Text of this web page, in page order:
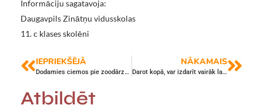
Informāciju sagatavoja:
Daugavpils Zinātņu vidusskolas
11. c klases skolēni
IEPRIEKŠĒJĀ
Dodamies ciemos pie zoodārza iemītniekiem ar dāvanām
NĀKAMAIS
Darot kopā, var izdarīt vairāk labu darbu!
Atbildēt